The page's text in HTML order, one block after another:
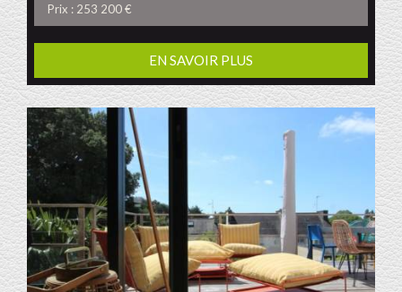
Prix : 253 200 €
EN SAVOIR PLUS